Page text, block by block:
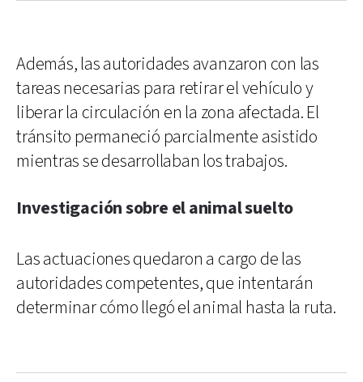
Además, las autoridades avanzaron con las
tareas necesarias para retirar el vehículo y
liberar la circulación en la zona afectada. El
tránsito permaneció parcialmente asistido
mientras se desarrollaban los trabajos.
Investigación sobre el animal suelto
Las actuaciones quedaron a cargo de las
autoridades competentes, que intentarán
determinar cómo llegó el animal hasta la ruta.